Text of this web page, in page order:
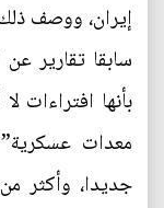
إيران، ووصف
سابقا تقارير
بأنها افتراءات
معدات
جديدا، وأكثر